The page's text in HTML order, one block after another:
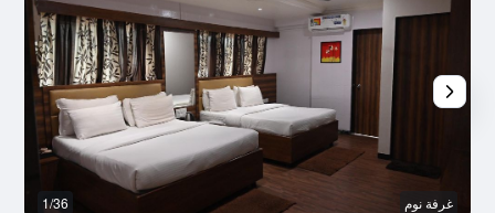
غرفة نوم 1/36